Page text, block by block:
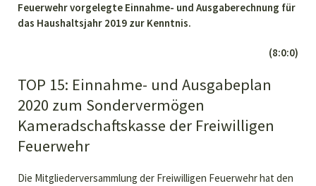
Feuerwehr vorgelegte Einnahme- und Ausgaberechnung für
das Haushaltsjahr 2019 zur Kenntnis.
(8:0:0)
TOP 15: Einnahme- und Ausgabeplan
2020 zum Sondervermögen
Kameradschaftskasse der Freiwilligen
Feuerwehr
Die Mitgliederversammlung der Freiwilligen Feuerwehr hat den